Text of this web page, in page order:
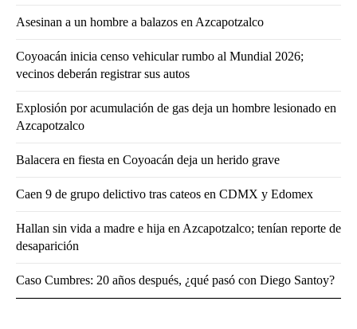
Asesinan a un hombre a balazos en Azcapotzalco
Coyoacán inicia censo vehicular rumbo al Mundial 2026;
vecinos deberán registrar sus autos
Explosión por acumulación de gas deja un hombre lesionado en
Azcapotzalco
Balacera en fiesta en Coyoacán deja un herido grave
Caen 9 de grupo delictivo tras cateos en CDMX y Edomex
Hallan sin vida a madre e hija en Azcapotzalco; tenían reporte de
desaparición
Caso Cumbres: 20 años después, ¿qué pasó con Diego Santoy?